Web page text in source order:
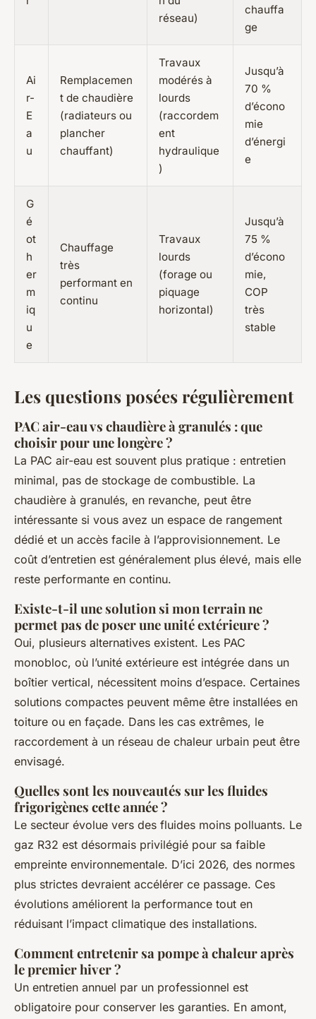
réseau)
chauffa
ge
Ai
r-
E
a
u
Remplacemen
t de chaudière
(radiateurs ou
plancher
chauffant)
Travaux
modérés à
lourds
(raccordem
ent
hydraulique
)
Jusqu’à
70 %
d’écono
mie
d’énergi
e
G
é
ot
h
er
m
iq
u
e
Chauffage
très
performant en
continu
Travaux
lourds
(forage ou
piquage
horizontal)
Jusqu’à
75 %
d’écono
mie,
COP
très
stable
Les questions posées régulièrement
PAC air-eau vs chaudière à granulés : que
choisir pour une longère ?
La PAC air-eau est souvent plus pratique : entretien
minimal, pas de stockage de combustible. La
chaudière à granulés, en revanche, peut être
intéressante si vous avez un espace de rangement
dédié et un accès facile à l’approvisionnement. Le
coût d’entretien est généralement plus élevé, mais elle
reste performante en continu.
Existe-t-il une solution si mon terrain ne
permet pas de poser une unité extérieure ?
Oui, plusieurs alternatives existent. Les PAC
monobloc, où l’unité extérieure est intégrée dans un
boîtier vertical, nécessitent moins d’espace. Certaines
solutions compactes peuvent même être installées en
toiture ou en façade. Dans les cas extrêmes, le
raccordement à un réseau de chaleur urbain peut être
envisagé.
Quelles sont les nouveautés sur les fluides
frigorigènes cette année ?
Le secteur évolue vers des fluides moins polluants. Le
gaz R32 est désormais privilégié pour sa faible
empreinte environnementale. D’ici 2026, des normes
plus strictes devraient accélérer ce passage. Ces
évolutions améliorent la performance tout en
réduisant l’impact climatique des installations.
Comment entretenir sa pompe à chaleur après
le premier hiver ?
Un entretien annuel par un professionnel est
obligatoire pour conserver les garanties. En amont,